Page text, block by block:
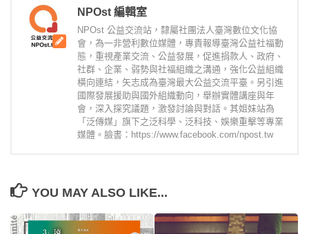
NPOst 編輯室
NPOst 公益交流站，隸屬社團法人臺灣數位文化協
會，為一非營利數位媒體，專責報導臺灣公益社福動
態，重視產業交流、公益發展，促進捐款人、政府、
社群、企業、弱勢與社福組織之溝通，強化公益組織
橫向連結，矢志成為臺灣最大公益交流平臺。另引進
國際發展援助與國外組織動向，舉辦實體講座與年
會，深入探究議題，激發討論與對話。其姐妹站為
「泛傳媒」旗下之泛科學、泛科技、娛樂重擊等專業
媒體。臉書：https://www.facebook.com/npost.tw
YOU MAY ALSO LIKE...